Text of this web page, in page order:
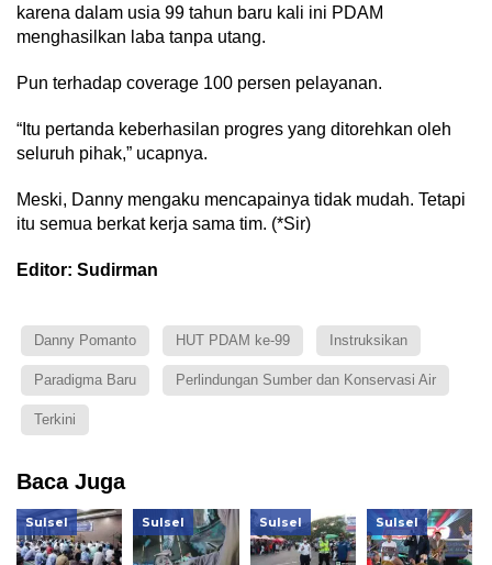
karena dalam usia 99 tahun baru kali ini PDAM
menghasilkan laba tanpa utang.
Pun terhadap coverage 100 persen pelayanan.
“Itu pertanda keberhasilan progres yang ditorehkan oleh
seluruh pihak,” ucapnya.
Meski, Danny mengaku mencapainya tidak mudah. Tetapi
itu semua berkat kerja sama tim. (*Sir)
Editor: Sudirman
Danny Pomanto HUT PDAM ke-99 Instruksikan
Paradigma Baru Perlindungan Sumber dan Konservasi Air
Terkini
Baca Juga
Sulsel Sulsel Sulsel Sulsel